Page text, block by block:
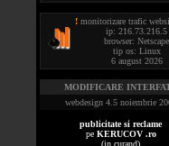
! monitorizare trafic
ip: 216.73.216.5
browser: Netscape
tip os: Linux
6 august 2026
MODIFICARE
webdesign 4.5 noiembrie
publicitate si reclame
pe KERUCOV .ro
(in curand)